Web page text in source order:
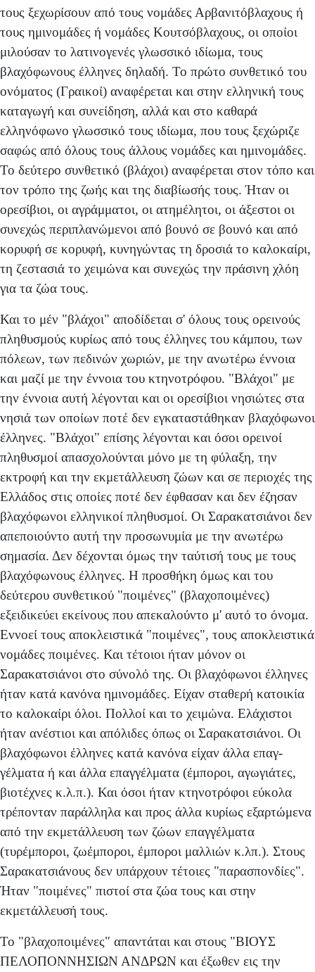
τους ξεχωρίσουν από τους νομάδες Αρβανιτόβλαχους ή
τους ημινομάδες ή νομάδες Κουτσόβλαχους, οι οποίοι
μιλούσαν το λατινογε­νές γλωσσικό ιδίωμα, τους
βλαχόφωνους έλληνες δηλαδή. Το πρώτο συνθετικό του
ονόματος (Γραικοί) αναφέρεται και στην ελληνική τους
καταγωγή και συνείδηση, αλλά και στο καθαρά
ελληνόφωνο γλωσσικό τους ιδίωμα, που τους ξεχώριζε
σαφώς από όλους τους άλλους νομάδες και ημινομάδες.
Το δεύτερο συνθετικό (βλάχοι) αναφέρεται στον τόπο και
τον τρόπο της ζωής και της διαβίωσής τους. Ήταν οι
ορεσίβιοι, οι αγράμματοι, οι ατημέλητοι, οι άξεστοι οι
συνεχώς περιπλανώμενοι από βουνό σε βουνό και από
κορυφή σε κορυφή, κυνηγώντας τη δροσιά το καλοκαίρι,
τη ζεστασιά το χειμώνα και συνεχώς την πράσινη χλόη
για τα ζώα τους.
Και το μέν "βλάχοι" αποδίδεται σ' όλους τους ορει­νούς
πληθυσμούς κυρίως από τους έλληνες του κάμπου, των
πόλεων, των πεδινών χωριών, με την ανωτέρω έννοια
και μαζί με την έννοια του κτηνοτρόφου. "Βλάχοι" με
την έννοια αυτή λέγονται και οι ορεσίβιοι νησιώτες στα
νησιά των οποίων ποτέ δεν εγκαταστάθηκαν βλαχόφωνοι
έλλη­νες. "Βλάχοι" επίσης λέγονται και όσοι ορεινοί
πληθυσμοί απασχολούνται μόνο με τη φύλαξη, την
εκτροφή και την εκμετάλλευση ζώων και σε περιοχές της
Ελλάδος στις οποίες ποτέ δεν έφθασαν και δεν έζησαν
βλαχόφωνοι ελ­ληνικοί πληθυσμοί. Οι Σαρακατσιάνοι δεν
απεποιούντο αυτή την προσωνυμία με την ανωτέρω
σημασία. Δεν δέ­χονται όμως την ταύτισή τους με τους
βλαχόφωνους έλ­ληνες. Η προσθήκη όμως και του
δεύτερου συνθετικού "ποιμένες" (βλαχοποιμένες)
εξειδικεύει εκείνους που απεκαλούντο μ' αυτό το όνομα.
Εννοεί τους αποκλειστικά "ποιμένες", τους αποκλειστικά
νομάδες ποιμένες. Και τέ­τοιοι ήταν μόνον οι
Σαρακατσιάνοι στο σύνολό της. Οι βλαχόφωνοι έλληνες
ήταν κατά κανόνα ημινομάδες. Είχαν σταθερή κατοικία
το καλοκαίρι όλοι. Πολλοί και το χειμώνα. Ελάχιστοι
ήταν ανέστιοι και απόλιδες όπως οι Σαρακατσιάνοι. Οι
βλαχόφωνοι έλληνες κατά κανόνα είχαν άλλα επαγ­
γέλματα ή και άλλα επαγγέλματα (έμποροι, αγωγιάτες,
βιοτέχνες κ.λ.π.). Και όσοι ήταν κτηνοτρόφοι εύκολα
τρέπο­νταν παράλληλα και προς άλλα κυρίως εξαρτώμενα
από την εκμετάλλευση των ζώων επαγγέλματα
(τυρέμποροι, ζωέμποροι, έμποροι μαλλιών κ.λπ.). Στους
Σαρακατσιάνους δεν υπάρχουν τέτοιες "παρασπονδίες".
Ήταν "ποιμέ­νες" πιστοί στα ζώα τους και στην
εκμετάλλευσή τους.
Το "βλαχοποιμένες" απαντάται και στους "ΒΙΟΥΣ
ΠΕΛΟΠΟΝΝΗΣΙΩΝ ΑΝΔΡΩΝ και έξωθεν εις την